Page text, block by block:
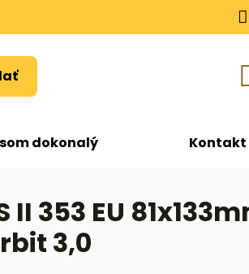
dokonalý Kontakt
II 353 EU
3,0